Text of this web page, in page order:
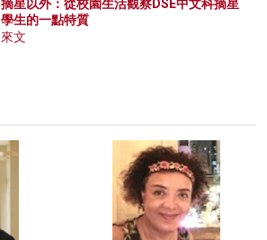
摘星以外：從校園生活觀察DSE中文科摘星
學生的一點特質
來文